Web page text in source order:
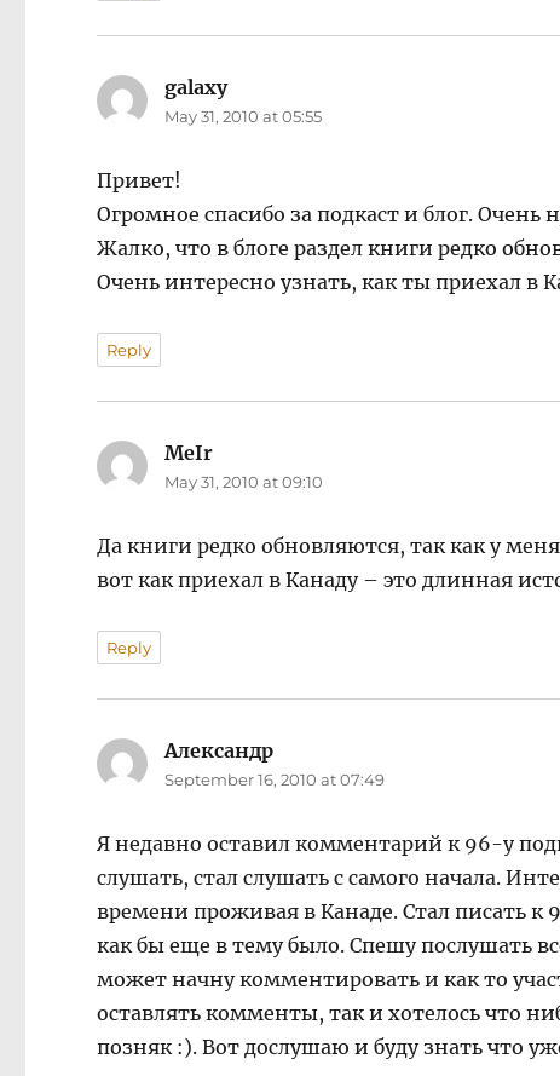
galaxysays:
May 31, 2010 at 05:55
Привет!
Огромное спасибо за подкаст и блог. Очень
Жалко, что в блоге раздел книги редко
Очень интересно узнать, как ты приехал в
Reply
MeIr
May 31, 2010 at 09:10
Да книги редко обновляются, так как у
вот как приехал в Канаду – это длинная
Reply
Александр
September 16, 2010 at 07:49
Я недавно оставил комментарий к 96-у
слушать, стал слушать с самого начала.
времени проживая в Канаде. Стал писать к
как бы еще в тему было. Спешу послушать
может начну комментировать и как то
оставлять комменты, так и хотелось что
позняк :). Вот дослушаю и буду знать что